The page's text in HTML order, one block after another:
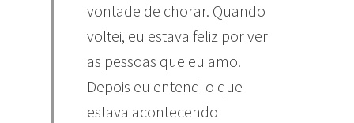
vontade de chorar. Quando
voltei, eu estava feliz por ver
as pessoas que eu amo.
Depois eu entendi o que
estava acontecendo